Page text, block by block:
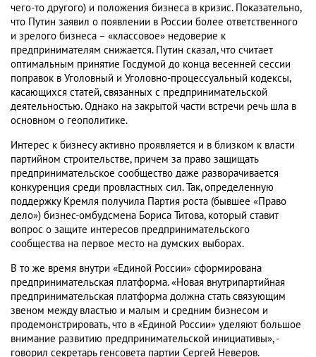
чего-то другого) и положения бизнеса в кризис. Показательно,
что Путин заявил о появлении в России более ответственного
и зрелого бизнеса – «классовое» недоверие к
предпринимателям снижается. Путин сказал, что считает
оптимальным принятие Госдумой до конца весенней сессии
поправок в Уголовный и Уголовно-процессуальный кодексы,
касающихся статей, связанных с предпринимательской
деятельностью. Однако на закрытой части встречи речь шла в
основном о геополитике.
Интерес к бизнесу активно проявляется и в близком к власти
партийном строительстве, причем за право защищать
предпринимательское сообщество даже разворачивается
конкуренция среди провластных сил. Так, определенную
поддержку Кремля получила Партия роста (бывшее «Право
дело») бизнес-омбудсмена Бориса Титова, который ставит
вопрос о защите интересов предпринимательского
сообщества на первое место на думских выборах.
В то же время внутри «Единой России» сформирована
предпринимательская платформа. «Новая внутрипартийная
предпринимательская платформа должна стать связующим
звеном между властью и малым и средним бизнесом и
продемонстрировать, что в «Единой России» уделяют большое
внимание развитию предпринимательской инициативы», -
говорил секретарь генсовета партии Сергей Неверов.